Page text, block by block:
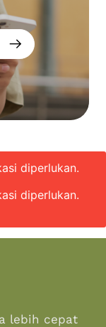
diperlukan.
diperlukan.
lebih cepat